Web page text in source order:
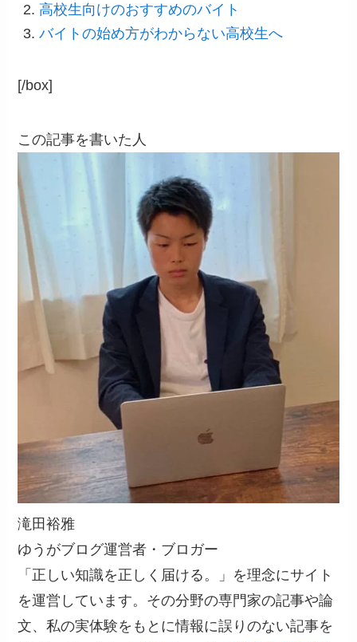
高校生向けのおすすめのバイト
バイトの始め方がわからない高校生へ
[/box]
この記事を書いた人
滝田裕雅
ゆうがブログ運営者・ブロガー
「正しい知識を正しく届ける。」を理念にサイト
を運営しています。その分野の専門家の記事や論
文、私の実体験をもとに情報に誤りのない記事を